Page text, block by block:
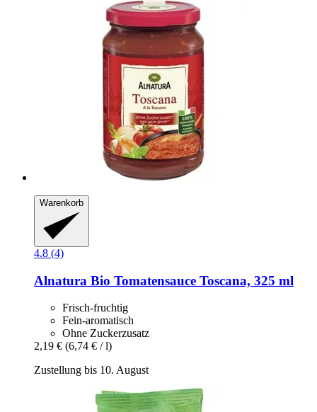
Warenkorb
4.8 (4)
Alnatura Bio Tomatensauce Toscana, 325 ml
Frisch-fruchtig
Fein-aromatisch
Ohne Zuckerzusatz
2,19 € (6,74 € / l)
Zustellung bis 10. August